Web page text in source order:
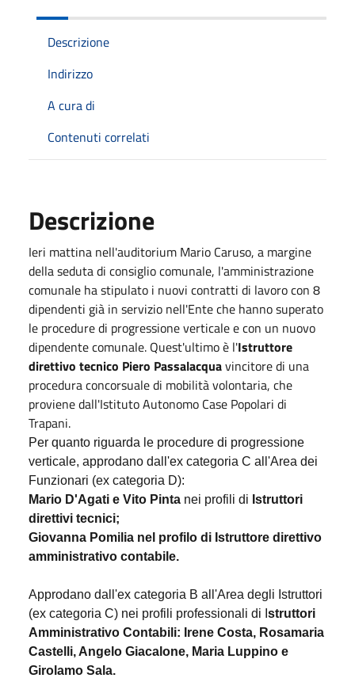
Descrizione
Indirizzo
A cura di
Contenuti correlati
Descrizione
Ieri mattina nell'auditorium Mario Caruso, a margine
della seduta di consiglio comunale, l'amministrazione
comunale ha stipulato i nuovi contratti di lavoro con 8
dipendenti già in servizio nell'Ente che hanno superato
le procedure di progressione verticale e con un nuovo
dipendente comunale. Quest'ultimo è l'Istruttore
direttivo tecnico Piero Passalacquavincitore di una
procedura concorsuale di mobilità volontaria, che
proviene dall'Istituto Autonomo Case Popolari di
Trapani.
Per quanto riguarda le procedure di progressione
verticale, approdano dall'ex categoria C all'Area dei
Funzionari (ex categoria D):
Mario D'Agati e Vito Pinta nei profili di Istruttori
direttivi tecnici;
Giovanna Pomilia nel profilo di Istruttore direttivo
amministrativo contabile.
Approdano dall'ex categoria B all'Area degli Istruttori
(ex categoria C) nei profili professionali di I struttori
Amministrativo Contabili: Irene Costa, Rosamaria
Castelli, Angelo Giacalone, Maria Luppino e
Girolamo Sala.